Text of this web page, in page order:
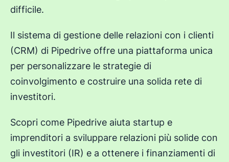
difficile.
Il sistema di gestione delle relazioni con i clienti
(CRM) di Pipedrive offre una piattaforma unica
per personalizzare le strategie di
coinvolgimento e costruire una solida rete di
investitori.
Scopri come Pipedrive aiuta startup e
imprenditori a sviluppare relazioni più solide con
gli investitori (IR) e a ottenere i finanziamenti di